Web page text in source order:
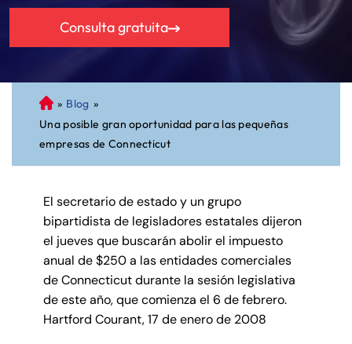
Consulta gratuita
A
bo
ga
do
Pe
rs
on
al
Inj
ur
y
» Blog »
Una posible gran oportunidad para las pequeñas
empresas de Connecticut
El secretario de estado y un grupo
bipartidista de legisladores estatales dijeron
el jueves que buscarán abolir el impuesto
anual de $250 a las entidades comerciales
de Connecticut durante la sesión legislativa
de este año, que comienza el 6 de febrero.
Hartford Courant, 17 de enero de 2008